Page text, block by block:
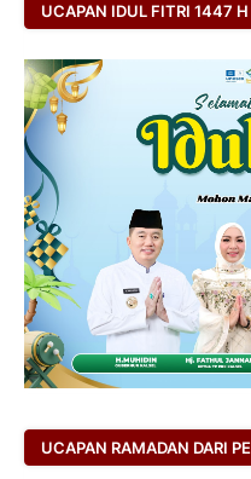
UCAPAN IDUL FITRI 1447 H
UCAPAN RAMADAN DARI